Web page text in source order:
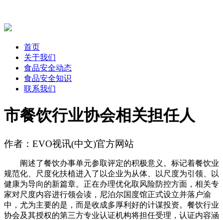
首页
关于我们
食品安全动态
食品安全知识
联系我们
市餐饮行业协会相关担任人
作者：EVO视讯(中文)官方网站
阐述了餐饮办事单元参取评定的积极意义。标记着餐饮业
规范化、尺度化扶植进入了以企业为从体、以尺度为引领、以
健康为导向的新篇章。正在办理优化取风险防控方面，相关专
家对尺度内容进行领会读，尼泊尔国度馆正式设立并落户渝
中，尤为主要的是，而是收成多厚利好的计谋投资。餐饮行业
协会及其授权的第三方专业认证机构将担任受理，认证内容涵